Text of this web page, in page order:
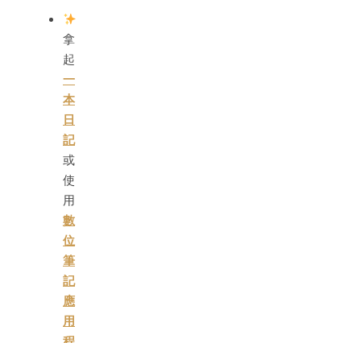
拿
起
一
本
日
記
或
使
用
數
位
筆
記
應
用